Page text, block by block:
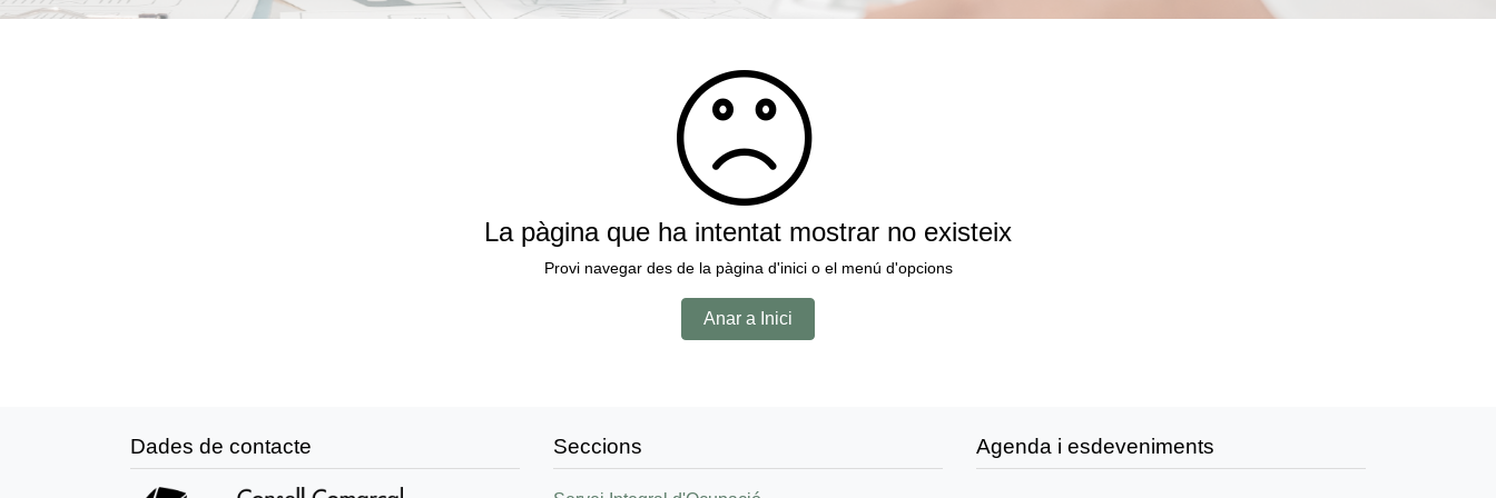
La pàgina que ha intentat mostrar no existeix
Provi navegar des de la pàgina d'inici o el menú d'opcions
Anar a Inici
Dades de contacte Seccions Agenda i esdeveniments